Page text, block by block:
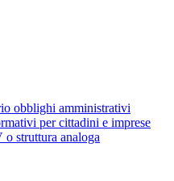
obblighi amministrativi
per cittadini e imprese
struttura analoga